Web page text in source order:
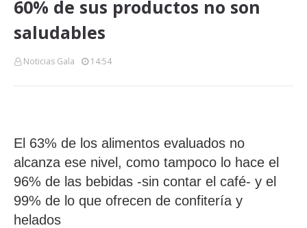
60% de sus productos no son
saludables
Noticias Gala 14:54
El 63% de los alimentos evaluados no
alcanza ese nivel, como tampoco lo hace el
96% de las bebidas -sin contar el café- y el
99% de lo que ofrecen de confitería y
helados